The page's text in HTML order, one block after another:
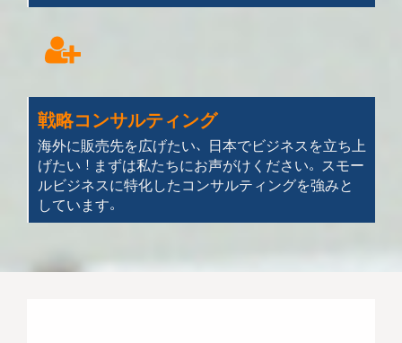
戦略コンサルティング
海外に販売先を広げたい、日本でビジネスを立ち上
げたい！まずは私たちにお声がけください。スモー
ルビジネスに特化したコンサルティングを強みと
しています。